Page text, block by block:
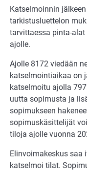
Katselmoinnin
tarkistusluettelon
tarvittaessa pinta-alat
ajolle.
Ajolle 8172 viedään
katselmointiaikaa on
katselmoitu ajolla
uutta sopimusta ja
sopimukseen
sopimuskäsittelijät
tiloja ajolle vuonna
Elinvoimakeskus saa
katselmoi tilat.